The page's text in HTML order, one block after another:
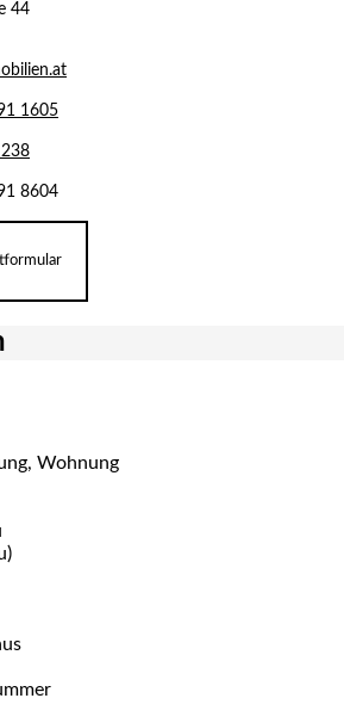
44
1605
8604
Wohnung